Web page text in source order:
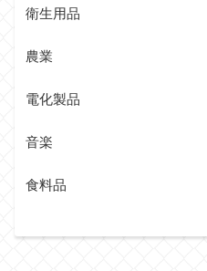
衛生用品
農業
電化製品
音楽
食料品